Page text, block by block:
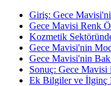
Giriş: Gece
Gece Mavisi Renk
Kozmetik
Gece Mavisi'nin
Gece Mavisi'nin
Sonuç: Gece
Ek Bilgiler ve İlginç